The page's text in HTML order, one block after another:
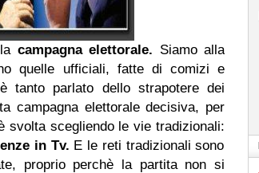
campagna elettorale. Siamo alla
quelle ufficiali, fatte di comizi e
tanto parlato dello strapotere dei
campagna elettorale decisiva, per
svolta scegliendo le vie tradizionali:
in Tv. E le reti tradizionali sono
proprio perchè la partita non si